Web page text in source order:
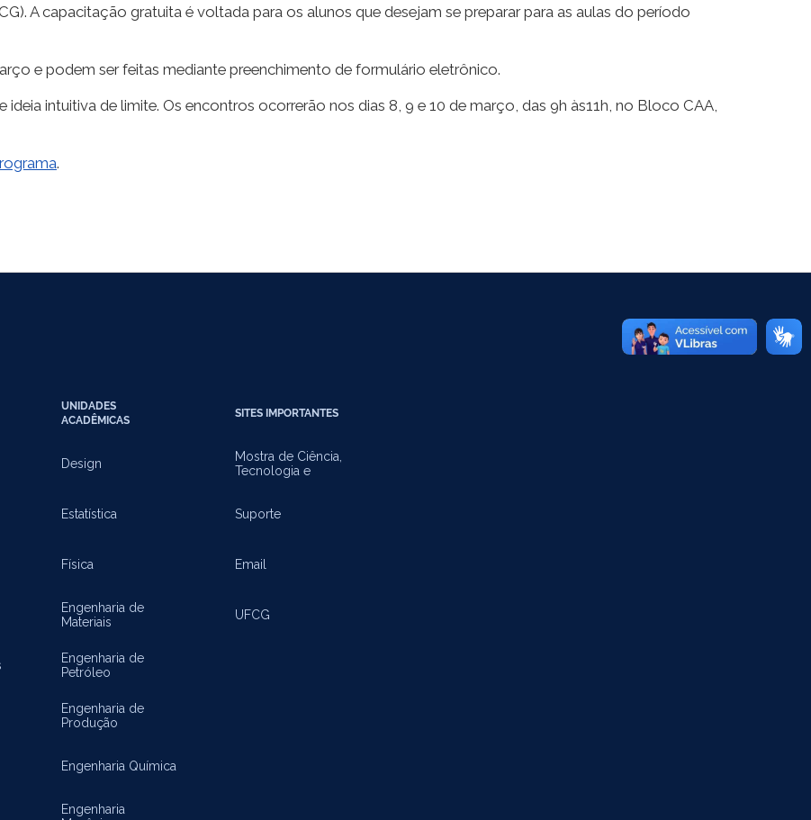
A capacitação gratuita é voltada para os alunos que desejam se preparar para as aulas do período
e podem ser feitas mediante preenchimento de formulário eletrônico.
intuitiva de limite. Os encontros ocorrerão nos dias 8, 9 e 10 de março, das 9h às11h, no Bloco CAA,
.
UNIDADES
ACADÊMICAS
Design
Estatística
Física
Engenharia de
Materiais
Engenharia de
Petróleo
Engenharia de
Produção
Engenharia Química
Engenharia
SITES IMPORTANTES
Mostra de Ciência,
Tecnologia e
Suporte
Email
UFCG